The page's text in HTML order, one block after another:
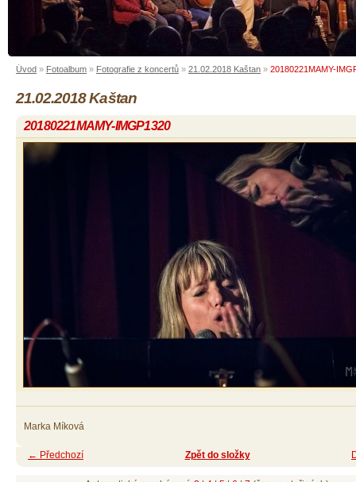
Úvod » Fotoalbum » Fotografie z koncertů » 21.02.2018 Kaštan » 20180221MAMY-
21.02.2018 Kaštan
20180221MAMY-IMGP1320
Marka Míková
← Předchozí Zpět do složky